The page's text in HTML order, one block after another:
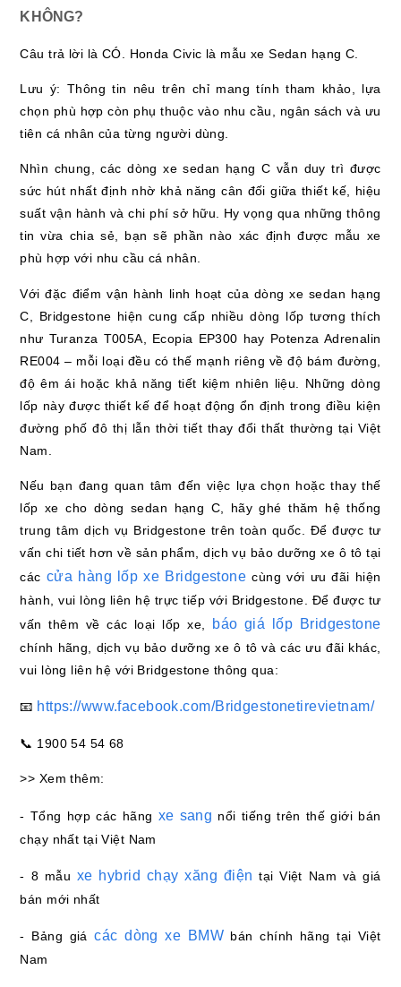
KHÔNG?
Câu trả lời là CÓ. Honda Civic là mẫu xe Sedan hạng C.
Lưu ý: Thông tin nêu trên chỉ mang tính tham khảo, lựa
chọn phù hợp còn phụ thuộc vào nhu cầu, ngân sách và ưu
tiên cá nhân của từng người dùng.
Nhìn chung, các dòng xe sedan hạng C vẫn duy trì được
sức hút nhất định nhờ khả năng cân đối giữa thiết kế, hiệu
suất vận hành và chi phí sở hữu. Hy vọng qua những thông
tin vừa chia sẻ, bạn sẽ phần nào xác định được mẫu xe
phù hợp với nhu cầu cá nhân.
Với đặc điểm vận hành linh hoạt của dòng xe sedan hạng
C, Bridgestone hiện cung cấp nhiều dòng lốp tương thích
như Turanza T005A, Ecopia EP300 hay Potenza Adrenalin
RE004 – mỗi loại đều có thế mạnh riêng về độ bám đường,
độ êm ái hoặc khả năng tiết kiệm nhiên liệu. Những dòng
lốp này được thiết kế để hoạt động ổn định trong điều kiện
đường phố đô thị lẫn thời tiết thay đổi thất thường tại Việt
Nam.
Nếu bạn đang quan tâm đến việc lựa chọn hoặc thay thế
lốp xe cho dòng sedan hạng C, hãy ghé thăm hệ thống
trung tâm dịch vụ Bridgestone trên toàn quốc. Để được tư
vấn chi tiết hơn về sản phẩm, dịch vụ bảo dưỡng xe ô tô tại
các cửa hàng lốp xe Bridgestone cùng với ưu đãi hiện
hành, vui lòng liên hệ trực tiếp với Bridgestone. Để được tư
vấn thêm về các loại lốp xe,
báo giá lốp Bridgestone
chính hãng, dịch vụ bảo dưỡng xe ô tô và các ưu đãi khác,
vui lòng liên hệ với Bridgestone thông qua:
📧 https://www.facebook.com/Bridgestonetirevietnam/
📞 1900 54 54 68
>> Xem thêm:
- Tổng hợp các hãng xe sang nổi tiếng trên thế giới bán
chạy nhất tại Việt Nam
- 8 mẫu xe hybrid chạy xăng điện tại Việt Nam và giá
bán mới nhất
- Bảng giácác dòng xe BMWbán chính hãng tại Việt
Nam